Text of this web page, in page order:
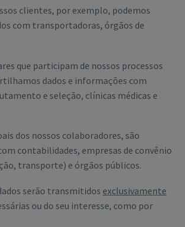
clientes, por exemplo, podemos
com transportadoras, órgãos de
que participam de nossos processos
dados e informações com
e seleção, clínicas médicas e
dos nossos colaboradores, são
contabilidades, empresas de convênio
transporte) e órgãos públicos.
serão transmitidos exclusivamente
ou do seu interesse, como por